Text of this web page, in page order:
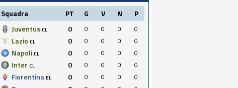
Squadra PT G V N P
Juventus CL 0 0 0 0
0
Lazio CL 0 0 0 0
0
Napoli CL 0 0 0 0
0
Inter CL 0 0 0 0
0
Fiorentina EL 0 0 0 0
0